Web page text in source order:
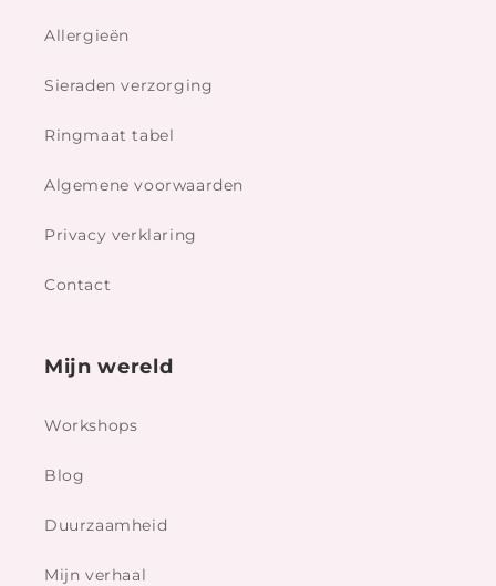
Allergieën
Sieraden verzorging
Ringmaat tabel
Algemene voorwaarden
Privacy verklaring
Contact
Mijn wereld
Workshops
Blog
Duurzaamheid
Mijn verhaal